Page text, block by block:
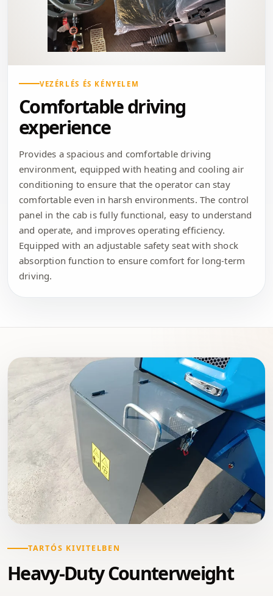
VEZÉRLÉS ÉS KÉNYELEM
Comfortable driving
experience
Provides a spacious and comfortable driving
environment, equipped with heating and cooling air
conditioning to ensure that the operator can stay
comfortable even in harsh environments. The control
panel in the cab is fully functional, easy to understand
and operate, and improves operating efficiency.
Equipped with an adjustable safety seat with shock
absorption function to ensure comfort for long-term
driving.
TARTÓS KIVITELBEN
Heavy-Duty Counterweight